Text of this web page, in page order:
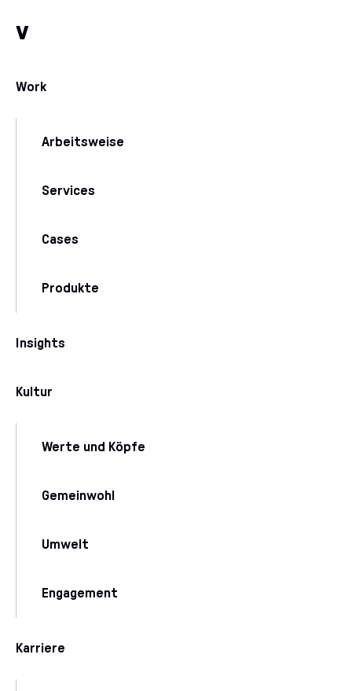
v
Work
Arbeitsweise
Services
Cases
Produkte
Insights
Kultur
Werte und Köpfe
Gemeinwohl
Umwelt
Engagement
Karriere